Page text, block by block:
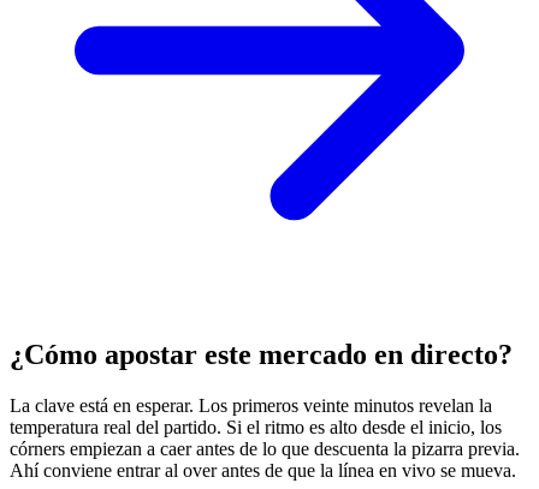
¿Cómo apostar este mercado en directo?
La clave está en esperar. Los primeros veinte minutos revelan la
temperatura real del partido. Si el ritmo es alto desde el inicio, los
córners empiezan a caer antes de lo que descuenta la pizarra previa.
Ahí conviene entrar al over antes de que la línea en vivo se mueva.